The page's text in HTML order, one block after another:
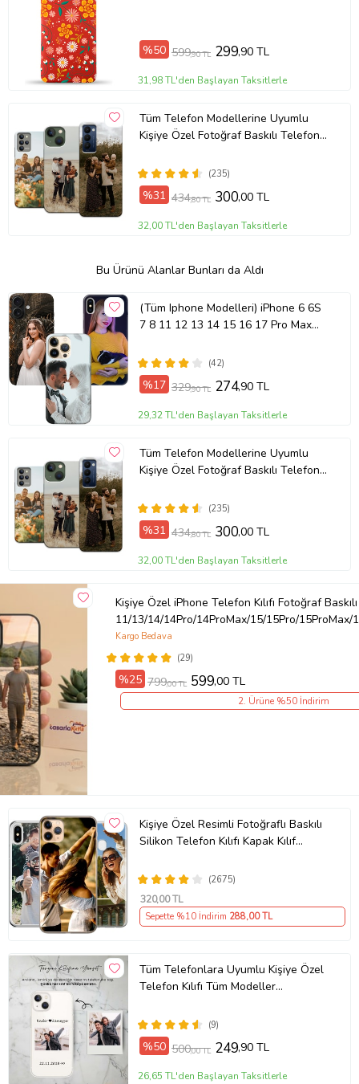
%50 599,90 TL 299,90 TL
31,98 TL'den Başlayan Taksitlerle
Tüm Telefon Modellerine Uyumlu
Kişiye Özel Fotoğraf Baskılı Telefon
(235)
%31 434,80 TL 300,00 TL
32,00 TL'den Başlayan Taksitlerle
Bu Ürünü Alanlar Bunları da Aldı
(Tüm Iphone Modelleri) iPhone 6 6S
7 8 11 12 13 14 15 16 17 Pro Max
Fotoğraflı Kılıf(42)
%17 329,90 TL 274,90 TL
29,32 TL'den Başlayan Taksitlerle
Tüm Telefon Modellerine Uyumlu
Kişiye Özel Fotoğraf Baskılı Telefon
(235)
%31 434,80 TL 300,00 TL
32,00 TL'den Başlayan Taksitlerle
Kişiye Özel iPhone Telefon Kılıfı Fotoğraf Baskılı
11/13/14/14Pro/14ProMax/15/15Pro/
(29)
Kargo Bedava
%25 799,00 TL 599,00 TL
2. Ürüne %50 İndirim
Kişiye Özel Resimli Fotoğraflı Baskılı
Silikon Telefon Kılıfı Kapak Kılıf
(2675)
320,00 TL
Sepette %10 İndirim 288,00 TL
Tüm Telefonlara Uyumlu Kişiye Özel
Telefon Kılıfı Tüm Modeller
(9)
%50 500,00 TL 249,90 TL
26,65 TL'den Başlayan Taksitlerle